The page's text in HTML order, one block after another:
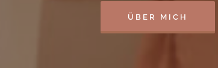
ÜBER MICH